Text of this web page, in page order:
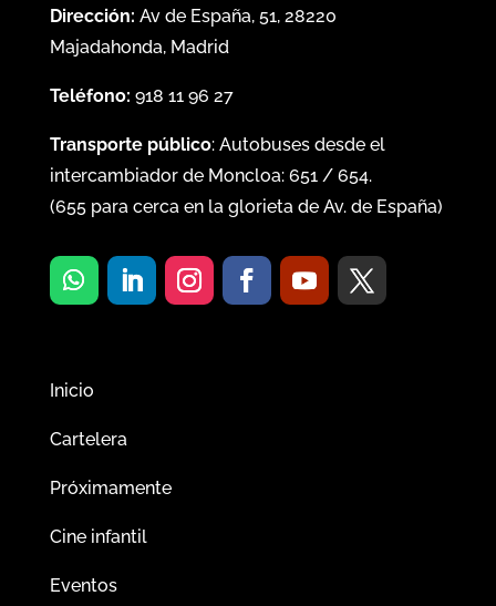
Dirección: Av de España, 51, 28220
Majadahonda, Madrid
Teléfono: 918 11 96 27
Transporte público: Autobuses desde el
intercambiador de Moncloa: 651/ 654.
(655para cerca en la glorieta de Av. de España)
Inicio
Cartelera
Próximamente
Cine infantil
Eventos